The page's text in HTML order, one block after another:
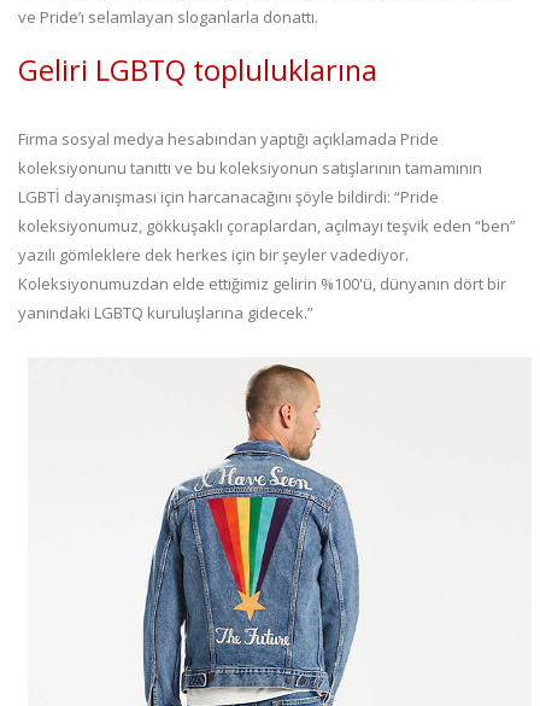
ve Pride’ı selamlayan sloganlarla donattı.
Geliri LGBTQ topluluklarına
Firma sosyal medya hesabından yaptığı açıklamada Pride
koleksiyonunu tanıttı ve bu koleksiyonun satışlarının tamamının
LGBTİ dayanışması için harcanacağını şöyle bildirdi: “Pride
koleksiyonumuz, gökkuşaklı çoraplardan, açılmayı teşvik eden “ben”
yazılı gömleklere dek herkes için bir şeyler vadediyor.
Koleksiyonumuzdan elde ettiğimiz gelirin %100'ü, dünyanın dört bir
yanındaki LGBTQ kuruluşlarına gidecek.”